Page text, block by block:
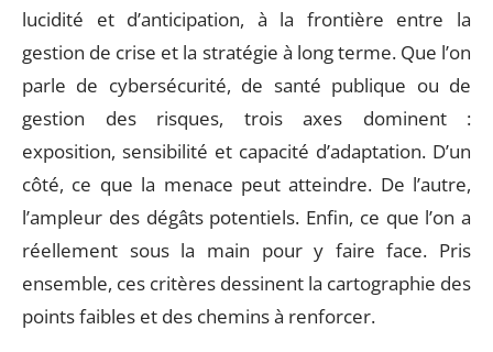
lucidité et d’anticipation, à la frontière entre la
gestion de crise et la stratégie à long terme. Que l’on
parle de cybersécurité, de santé publique ou de
gestion des risques, trois axes dominent :
exposition, sensibilité et capacité d’adaptation. D’un
côté, ce que la menace peut atteindre. De l’autre,
l’ampleur des dégâts potentiels. Enfin, ce que l’on a
réellement sous la main pour y faire face. Pris
ensemble, ces critères dessinent la cartographie des
points faibles et des chemins à renforcer.